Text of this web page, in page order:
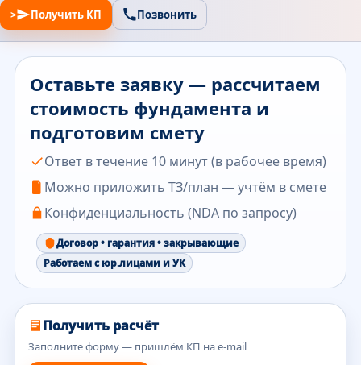
> Получить КП Позвонить
Оставьте заявку — рассчитаем
стоимость фундамента и
подготовим смету
Ответ в течение 10 минут (в рабочее время)
Можно приложить ТЗ/план — учтём в смете
Конфиденциальность (NDA по запросу)
Договор • гарантия • закрывающие
Работаем с юр.лицами и УК
Получить расчёт
Заполните форму — пришлём КП на e-mail